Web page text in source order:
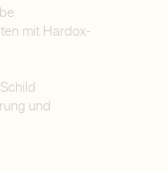
mit Hardox-
und